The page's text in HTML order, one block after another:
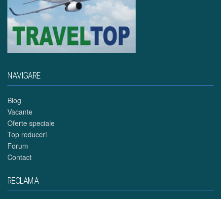
NAVIGARE
Blog
Vacante
Oferte speciale
Top reduceri
Forum
Contact
RECLAMA